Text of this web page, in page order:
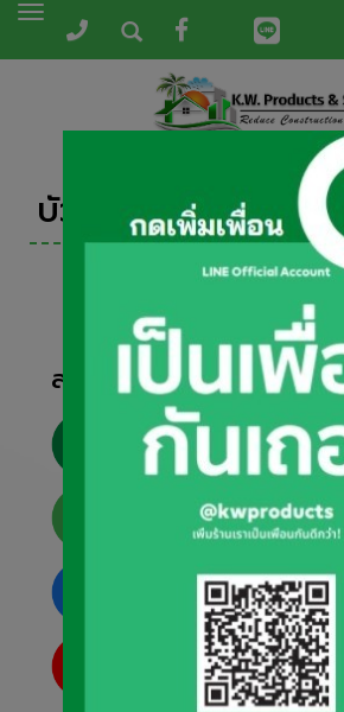
Toggle
navigation
บัวอลูมิเนียม ทำสี
สนใจสอบถามหรือสั่งซื้อ
061-3201221
@KWPRODUCTS
ลดต้นทุนงานก่อสร้าง
ลดต้นทุนงานก่อสร้าง